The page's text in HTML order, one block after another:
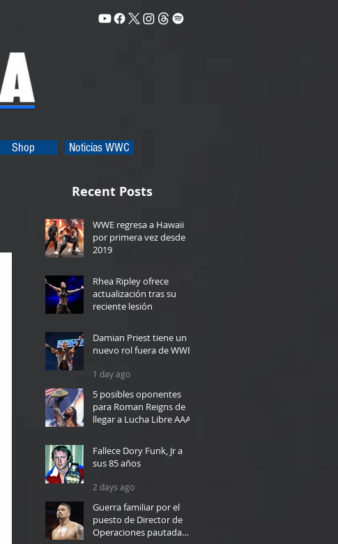
Shop Noticias WWC
Recent Posts
WWE regresa a Hawaii
por primera vez desde
2019
Rhea Ripley ofrece
actualización tras su
reciente lesión
Damian Priest tiene un
nuevo rol fuera de WWE
1 day ago
5 posibles oponentes
para Roman Reigns de
llegar a Lucha Libre AAA
Fallece Dory Funk, Jr a
sus 85 años
2 days ago
Guerra familiar por el
puesto de Director de
Operaciones pautada